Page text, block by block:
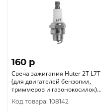
160 p
Свеча зажигания Huter 2T L7T
(для двигателей бензопил,
триммеров и газонокосилок)
71/2/27
Код товара: 108142